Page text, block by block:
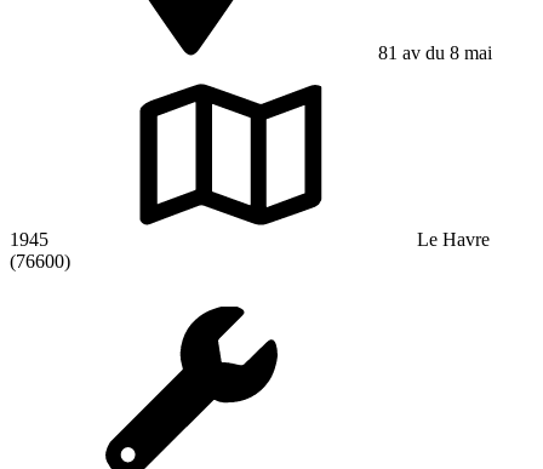
81 av du 8 mai
1945
Le Havre
(76600)